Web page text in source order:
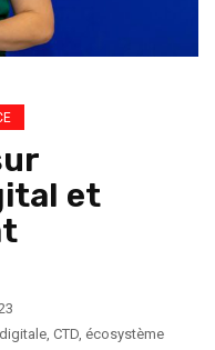
et
, CTD, écosystème